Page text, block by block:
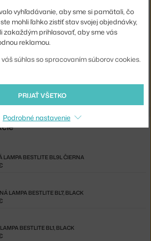
W
10010009
na
LAMPA BESTLITE BL9L ČIERNA
LAMPA BESTLITE BL7, BLACK
BESTLITE BL1, BLACK
vyhľadávanie, aby sme si pamätali, čo
mohli ľahko zistiť stav svojej objednávky,
zakaždým prihlasovať, aby sme vás
reklamou.
súhlas so spracovaním súborov cookies.
PRIJAŤ VŠETKO
Podrobné nastavenie